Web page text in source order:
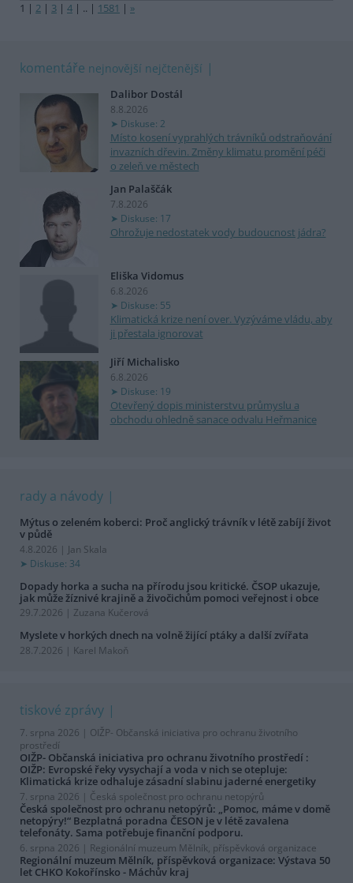
1 | 2 | 3 | 4 | .. | 1581 | »
komentáře nejnovější nejčtenější
Dalibor Dostál
8.8.2026
Diskuse: 2
Místo kosení vyprahlých trávníků odstraňování
invazních dřevin. Změny klimatu promění péči
o zeleň ve městech
Jan Palaščák
7.8.2026
Diskuse: 17
Ohrožuje nedostatek vody budoucnost jádra?
Eliška Vidomus
6.8.2026
Diskuse: 55
Klimatická krize není over. Vyzýváme vládu, aby
ji přestala ignorovat
Jiří Michalisko
6.8.2026
Diskuse: 19
Otevřený dopis ministerstvu průmyslu a
obchodu ohledně sanace odvalu Heřmanice
rady a návody
Mýtus o zeleném koberci: Proč anglický trávník v létě zabíjí život
v půdě
4.8.2026 | Jan Skala
Diskuse: 34
Dopady horka a sucha na přírodu jsou kritické. ČSOP ukazuje,
jak může žíznivé krajině a živočichům pomoci veřejnost i obce
29.7.2026 | Zuzana Kučerová
Myslete v horkých dnech na volně žijící ptáky a další zvířata
28.7.2026 | Karel Makoň
tiskové zprávy
7. srpna 2026 | OIŽP- Občanská iniciativa pro ochranu životního
prostředí
OIŽP- Občanská iniciativa pro ochranu životního prostředí :
OIŽP: Evropské řeky vysychají a voda v nich se otepluje:
Klimatická krize odhaluje zásadní slabinu jaderné energetiky
7. srpna 2026 | Česká společnost pro ochranu netopýrů
Česká společnost pro ochranu netopýrů: „Pomoc, máme v domě
netopýry!“ Bezplatná poradna ČESON je v létě zavalena
telefonáty. Sama potřebuje finanční podporu.
6. srpna 2026 | Regionální muzeum Mělník, příspěvková organizace
Regionální muzeum Mělník, příspěvková organizace: Výstava 50
let CHKO Kokořínsko - Máchův kraj